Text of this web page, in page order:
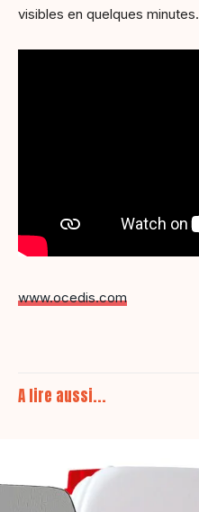
visibles en quelques minutes.
www.ocedis.com
A lire aussi...